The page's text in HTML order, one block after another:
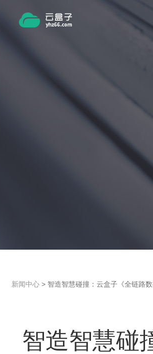
新闻中心 > 智造智慧碰撞：云盒子《全链路
智造智慧碰